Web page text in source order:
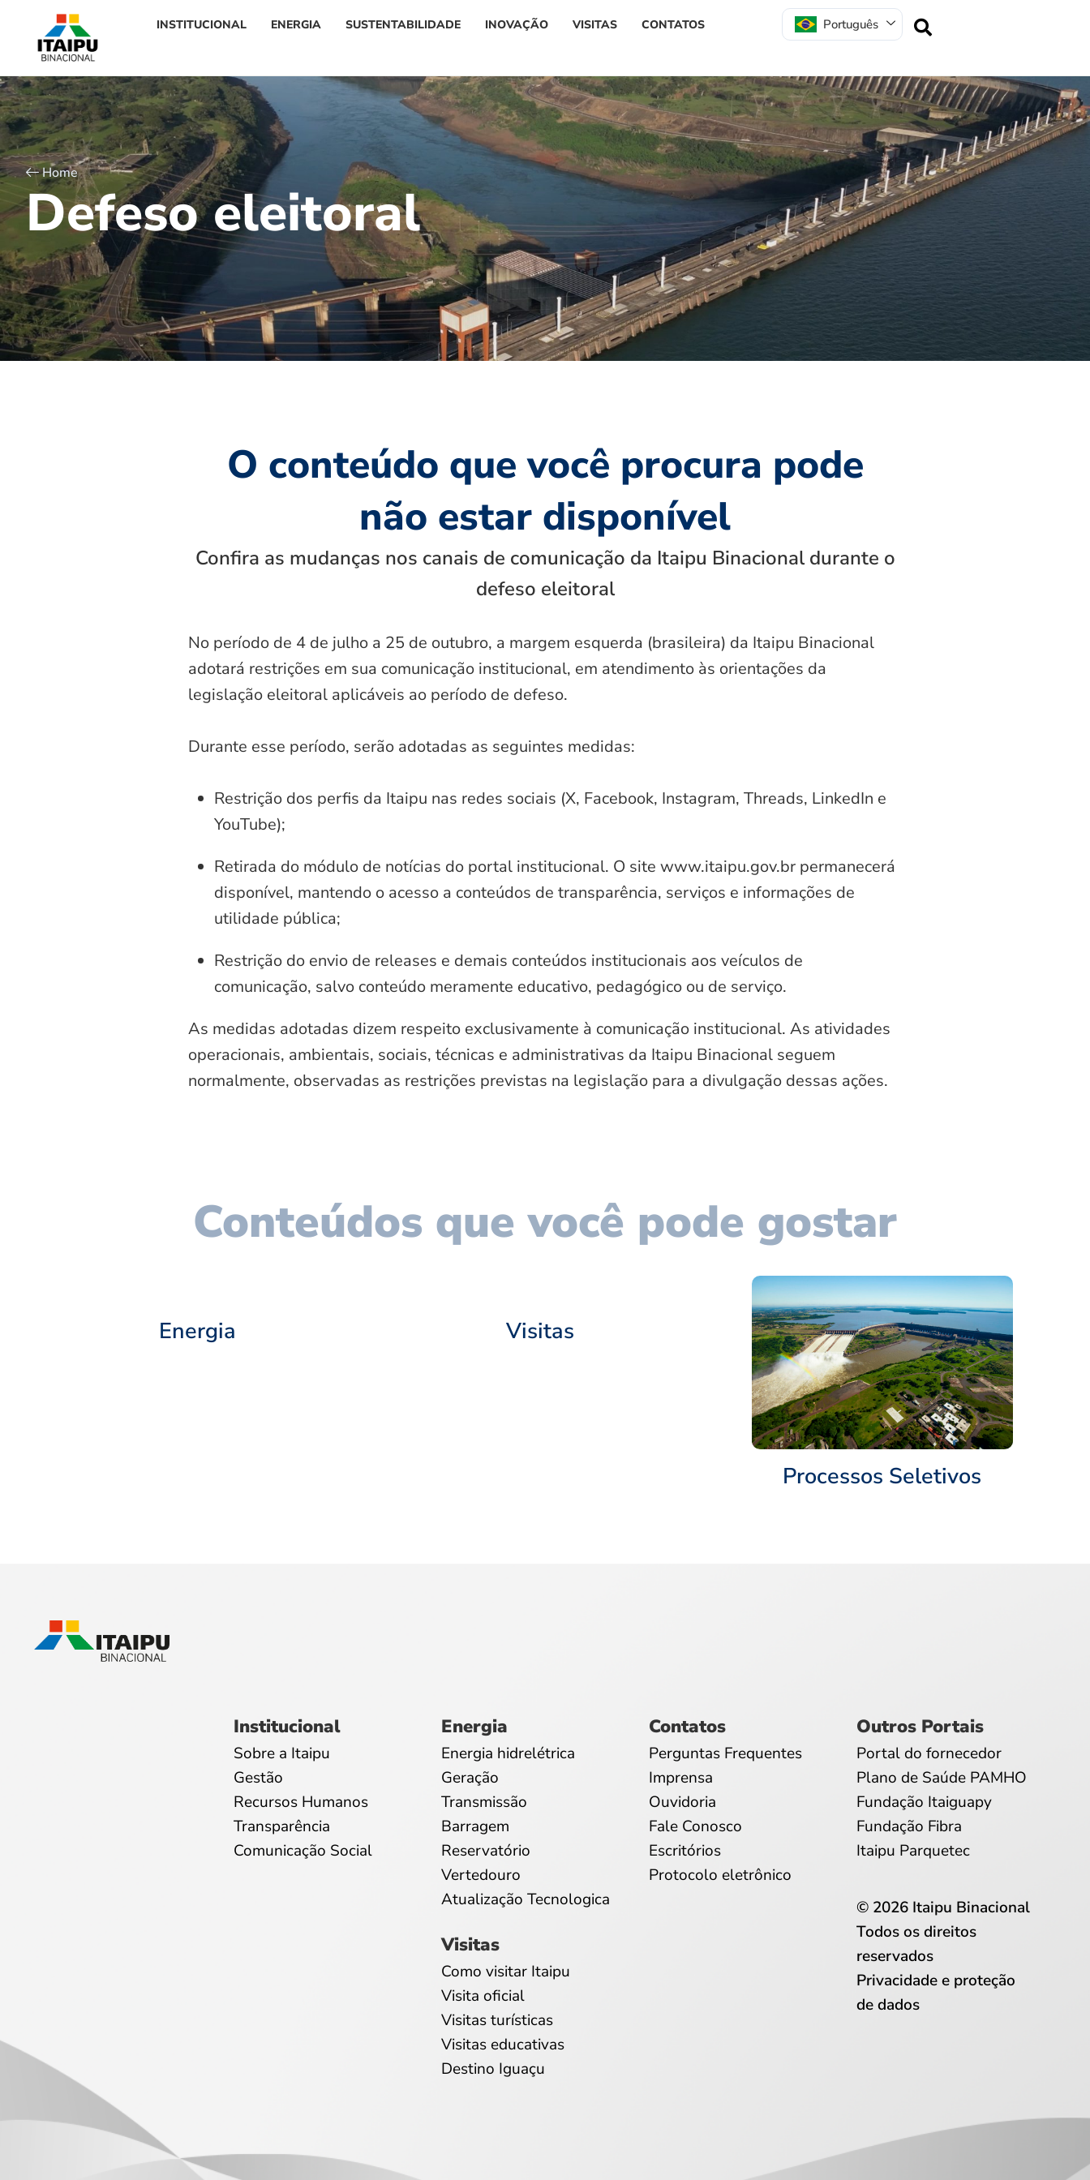
INSTITUCIONAL ENERGIA SUSTENTABILIDADE INOVAÇÃO VISITAS CONTATOS Português
Home
Defeso eleitoral
O conteúdo que você procura pode
não estar disponível
Confira as mudanças nos canais de comunicação da Itaipu Binacional durante o
defeso eleitoral
No período de 4 de julho a 25 de outubro, a margem esquerda (brasileira) da Itaipu Binacional
adotará restrições em sua comunicação institucional, em atendimento às orientações da
legislação eleitoral aplicáveis ao período de defeso.
Durante esse período, serão adotadas as seguintes medidas:
Restrição dos perfis da Itaipu nas redes sociais (X, Facebook, Instagram, Threads, LinkedIn e
YouTube);
Retirada do módulo de notícias do portal institucional. O site www.itaipu.gov.br permanecerá
disponível, mantendo o acesso a conteúdos de transparência, serviços e informações de
utilidade pública;
Restrição do envio de releases e demais conteúdos institucionais aos veículos de
comunicação, salvo conteúdo meramente educativo, pedagógico ou de serviço.
As medidas adotadas dizem respeito exclusivamente à comunicação institucional. As atividades
operacionais, ambientais, sociais, técnicas e administrativas da Itaipu Binacional seguem
normalmente, observadas as restrições previstas na legislação para a divulgação dessas ações.
Conteúdos que você pode gostar
Energia Visitas
Processos Seletivos
Institucional
Sobre a Itaipu
Gestão
Recursos Humanos
Transparência
Comunicação Social
Energia
Energia hidrelétrica
Geração
Transmissão
Barragem
Reservatório
Vertedouro
Atualização Tecnologica
Visitas
Como visitar Itaipu
Visita oficial
Visitas turísticas
Visitas educativas
Destino Iguaçu
Contatos
Perguntas Frequentes
Imprensa
Ouvidoria
Fale Conosco
Escritórios
Protocolo eletrônico
Outros Portais
Portal do fornecedor
Plano de Saúde PAMHO
Fundação Itaiguapy
Fundação Fibra
Itaipu Parquetec
© 2026 Itaipu Binacional
Todos os direitos
reservados
Privacidade e proteção
de dados